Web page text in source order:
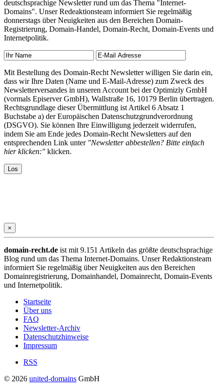
deutschsprachige Newsletter rund um das Thema "Internet-
Domains". Unser Redeaktionsteam informiert Sie regelmäßig
donnerstags über Neuigkeiten aus den Bereichen Domain-
Registrierung, Domain-Handel, Domain-Recht, Domain-Events und
Internetpolitik.
Mit Bestellung des Domain-Recht Newsletter willigen Sie darin ein,
dass wir Ihre Daten (Name und E-Mail-Adresse) zum Zweck des
Newsletterversandes in unseren Account bei der Optimizly GmbH
(vormals Episerver GmbH), Wallstraße 16, 10179 Berlin übertragen.
Rechtsgrundlage dieser Übermittlung ist Artikel 6 Absatz 1
Buchstabe a) der Europäischen Datenschutzgrundverordnung
(DSGVO). Sie können Ihre Einwilligung jederzeit widerrufen,
indem Sie am Ende jedes Domain-Recht Newsletters auf den
entsprechenden Link unter "Newsletter abbestellen? Bitte einfach
hier klicken:" klicken.
×
domain-recht.de ist mit 9.151 Artikeln das größte deutschsprachige
Blog rund um das Thema Internet-Domains. Unser Redaktionsteam
informiert Sie regelmäßig über Neuigkeiten aus den Bereichen
Domainregistrierung, Domainhandel, Domainrecht, Domain-Events
und Internetpolitik.
Startseite
Über uns
FAQ
Newsletter-Archiv
Datenschutzhinweise
Impressum
RSS
© 2026 united-domains GmbH